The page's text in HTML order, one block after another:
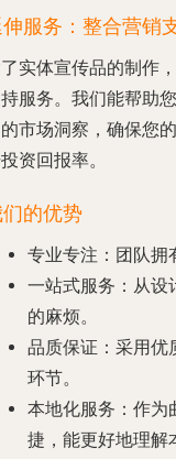
服务：整合营销
实体宣传品的制作
服务。我们能帮助
市场洞察，确保您
资回报率。
的优势
专业专注 ：团队
一站式服务 ：从
的麻烦。
品质保证 ：采用
环节。
本地化服务 ：作
捷，能更好地理解